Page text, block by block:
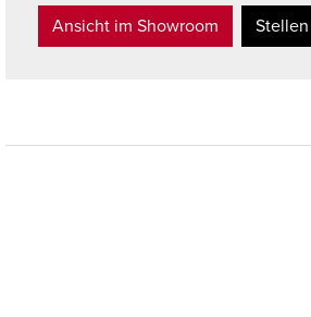
Ansicht im Showroom